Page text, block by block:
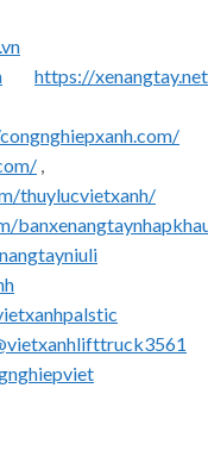
https://xenangtay.net
,
thuylucvietxanh/